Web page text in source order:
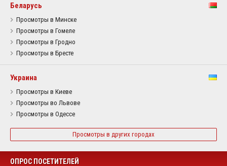
Беларусь
Просмотры в Минске
Просмотры в Гомеле
Просмотры в Гродно
Просмотры в Бресте
Украина
Просмотры в Киеве
Просмотры во Львове
Просмотры в Одессе
Просмотры в других городах
ОПРОС ПОСЕТИТЕЛЕЙ